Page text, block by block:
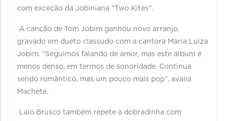
com exceção da Jobiniana “Two Kites”.
A canção de Tom Jobim ganhou novo arranjo,
gravado em dueto classudo com a cantora Maria Luiza
Jobim. “Seguimos falando de amor, mas este álbum é
menos denso, em termos de sonoridade. Continua
sendo romântico, mas um pouco mais pop”, avalia
Machete.
Lalo Brusco também repete a dobradinha com